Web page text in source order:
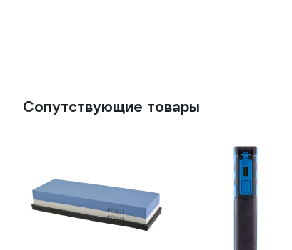
Сопутствующие товары